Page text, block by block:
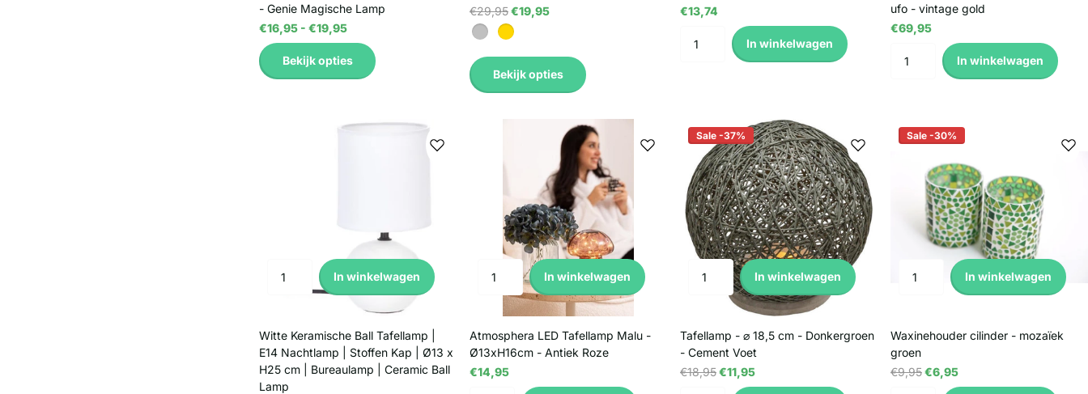
- Genie Magische Lamp
€16,95 - €19,95
Bekijk opties
€29,95€19,95
Bekijk opties
€13,74
In winkelwagen
ufo - vintage gold
€69,95
In winkelwagen
In winkelwagen
Witte Keramische Ball Tafellamp |
E14 Nachtlamp | Stoffen Kap | Ø13 x
H25 cm | Bureaulamp | Ceramic Ball
Lamp
In winkelwagen
Atmosphera LED Tafellamp Malu -
Ø13xH16cm - Antiek Roze
€14,95
Sale -37%
In winkelwagen
Tafellamp - ⌀ 18,5 cm - Donkergroen
- Cement Voet
€18,95€11,95
Sale -30%
In winkelwagen
Waxinehouder cilinder - mozaïek
groen
€9,95€6,95